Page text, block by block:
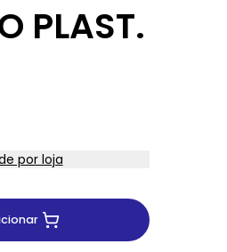
PLAST.
por loja